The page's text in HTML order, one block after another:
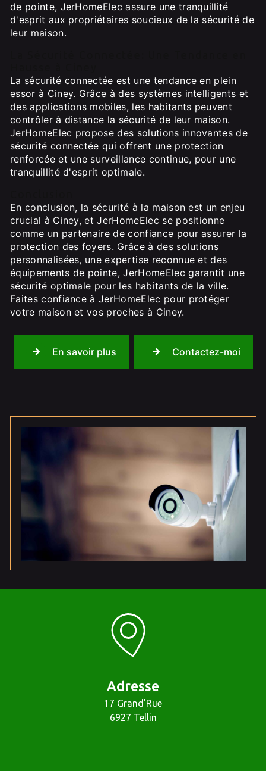
de pointe, JerHomeElec assure une tranquillité
d'esprit aux propriétaires soucieux de la sécurité de
leur maison.
La sécurité connectée est une tendance en plein
essor à Ciney. Grâce à des systèmes intelligents et
des applications mobiles, les habitants peuvent
contrôler à distance la sécurité de leur maison.
JerHomeElec propose des solutions innovantes de
sécurité connectée qui offrent une protection
renforcée et une surveillance continue, pour une
tranquillité d'esprit optimale.
En conclusion, la sécurité à la maison est un enjeu
crucial à Ciney, et JerHomeElec se positionne
comme un partenaire de confiance pour assurer la
protection des foyers. Grâce à des solutions
personnalisées, une expertise reconnue et des
équipements de pointe, JerHomeElec garantit une
sécurité optimale pour les habitants de la ville.
Faites confiance à JerHomeElec pour protéger
votre maison et vos proches à Ciney.
En savoir plus Contactez-moi
Adresse
17 Grand'Rue
6927 Tellin